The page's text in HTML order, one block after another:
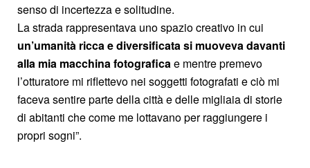
senso di incertezza e solitudine.
La strada rappresentava uno spazio creativo in cui
un’umanità ricca e diversificata si muoveva davanti
alla mia macchina fotograficae mentre premevo
l’otturatore mi riflettevo nei soggetti fotografati e ciò mi
faceva sentire parte della città e delle migliaia di storie
di abitanti che come me lottavano per raggiungere i
propri sogni”.